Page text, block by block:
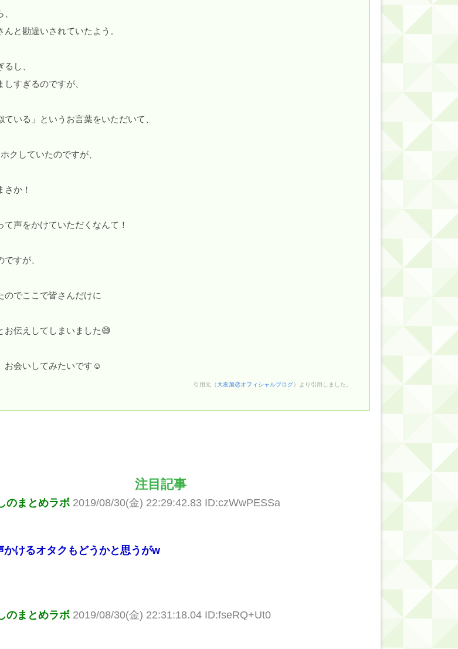
んと勘違いされていたよう。
し、
しすぎるのですが、
ている」というお言葉をいただいて、
クしていたのですが、
さか！
て声をかけていただくなんて！
すが、
のでここで皆さんだけに
お伝えしてしまいました😅
お会いしてみたいです☺︎
引用元（大友加恋オフィシャルブログ）より引用しました。
注目記事
のまとめラボ 2019/08/30(金) 22:29:42.83 ID:czWwPESSa
かけるオタクもどうかと思うがw
のまとめラボ 2019/08/30(金) 22:31:18.04 ID:fseRQ+Ut0